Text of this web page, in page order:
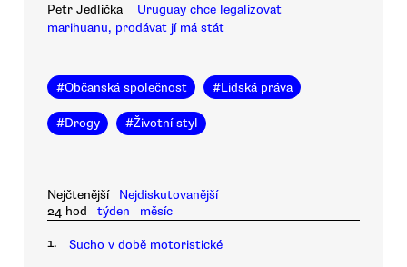
Petr Jedlička
Uruguay chce legalizovat
marihuanu, prodávat jí má stát
#Občanská společnost #Lidská práva
#Drogy #Životní styl
Nejčtenější
Nejdiskutovanější
24 hod
týden měsíc
1. Sucho v době motoristické